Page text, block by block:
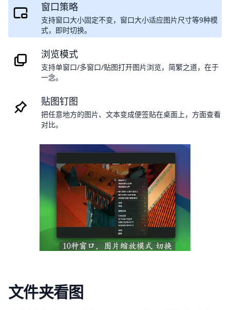
窗口策略
支持窗口大小固定不变，窗口大小适应图片尺寸等9种模
式，即时切换。
浏览模式
支持单窗口/多窗口/贴图打开图片浏览，简繁之道，在于
一念。
贴图钉图
把任意地方的图片、文本变成便签贴在桌面上，方面查看
对比。
文件夹看图